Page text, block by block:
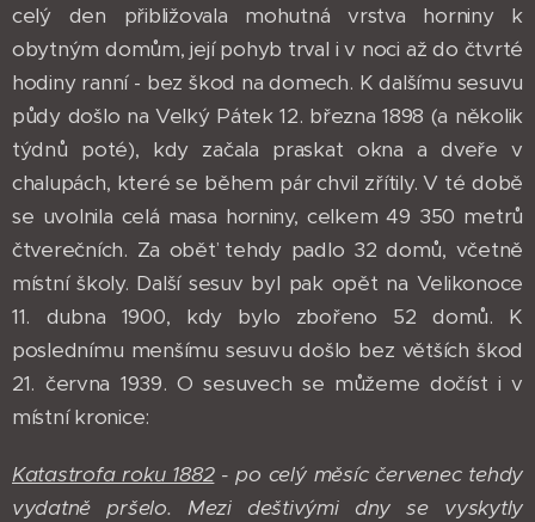
celý den přibližovala mohutná vrstva horniny k
obytným domům, její pohyb trval i v noci až do čtvrté
hodiny ranní - bez škod na domech. K dalšímu sesuvu
půdy došlo na Velký Pátek 12. března 1898 (a několik
týdnů poté), kdy začala praskat okna a dveře v
chalupách, které se během pár chvil zřítily. V té době
se uvolnila celá masa horniny, celkem 49 350 metrů
čtverečních. Za oběť tehdy padlo 32 domů, včetně
místní školy. Další sesuv byl pak opět na Velikonoce
11. dubna 1900, kdy bylo zbořeno 52 domů. K
poslednímu menšímu sesuvu došlo bez větších škod
21. června 1939. O sesuvech se můžeme dočíst i v
místní kronice:
Katastrofa roku 1882- po celý měsíc červenec tehdy
vydatně pršelo. Mezi deštivými dny se vyskytly